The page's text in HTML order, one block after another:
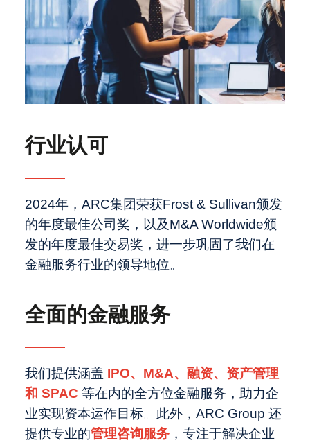
行业认可
2024年，ARC集团荣获Frost & Sullivan颁发
的年度最佳公司奖，以及M&A Worldwide颁
发的年度最佳交易奖，进一步巩固了我们在
金融服务行业的领导地位。
全面的金融服务
我们提供涵盖 IPO、M&A、融资、资产管理
和 SPAC 等在内的全方位金融服务，助力企
业实现资本运作目标。此外，ARC Group 还
提供专业的管理咨询服务，专注于解决企业